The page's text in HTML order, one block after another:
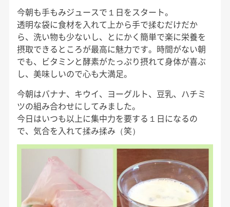
今朝も手もみジュースで１日をスタート。
透明な袋に食材を入れて上から手で揉むだけだか
ら、洗い物も少ないし、とにかく簡単で楽に栄養を
摂取できるところが最高に魅力です。時間がない朝
でも、ビタミンと酵素がたっぷり摂れて身体が喜ぶ
し、美味しいので心も大満足。
今朝はバナナ、キウイ、ヨーグルト、豆乳、ハチミ
ツの組み合わせにしてみました。
今日はいつも以上に集中力を要する１日になるの
で、気合を入れて揉み揉み（笑）